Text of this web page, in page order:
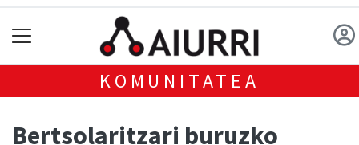
KOMUNITATEA
Bertsolaritzari buruzko